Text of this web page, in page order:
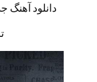
دانلود آهنگ